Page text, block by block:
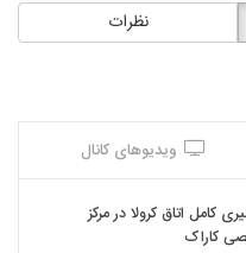
نظرات
ویدیوهای کانال
کامل اتاق کرولا در مرکز
کاراک